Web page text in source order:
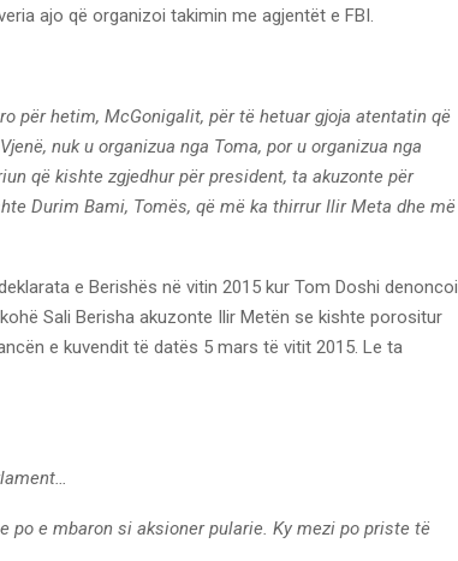
ajo që organizoi takimin me agjentët e FBI.
për hetim, McGonigalit, për të hetuar gjoja atentatin që
nuk u organizua nga Toma, por u organizua nga
që kishte zgjedhur për president, ta akuzonte për
Durim Bami, Tomës, që më ka thirrur Ilir Meta dhe më
e Berishës në vitin 2015 kur Tom Doshi denoncoi
Sali Berisha akuzonte Ilir Metën se kishte porositur
e kuvendit të datës 5 mars të vitit 2015. Le ta
po e mbaron si aksioner pularie. Ky mezi po priste të